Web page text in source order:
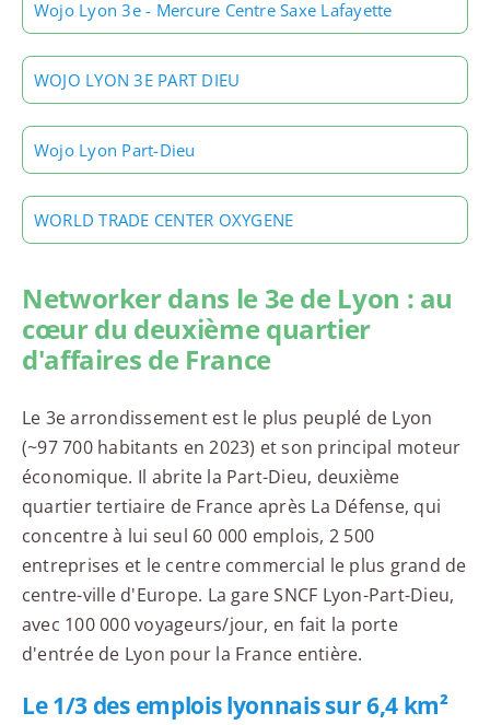
Wojo Lyon 3e - Mercure Centre Saxe Lafayette
WOJO LYON 3E PART DIEU
Wojo Lyon Part-Dieu
WORLD TRADE CENTER OXYGENE
Networker dans le 3e de Lyon : au
cœur du deuxième quartier
d'affaires de France
Le 3e arrondissement est le plus peuplé de Lyon
(~97 700 habitants en 2023) et son principal moteur
économique. Il abrite la Part-Dieu, deuxième
quartier tertiaire de France après La Défense, qui
concentre à lui seul 60 000 emplois, 2 500
entreprises et le centre commercial le plus grand de
centre-ville d'Europe. La gare SNCF Lyon-Part-Dieu,
avec 100 000 voyageurs/jour, en fait la porte
d'entrée de Lyon pour la France entière.
Le 1/3 des emplois lyonnais sur 6,4 km²